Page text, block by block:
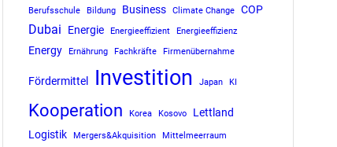
Berufsschule
Bildung Business Climate Change COP
Dubai Energie Energieeffizient Energieeffizienz
Energy Ernährung Fachkräfte Firmenübernahme
Fördermittel Investition Japan KI
Kooperation Korea Kosovo
Lettland
Logistik
Mergers&Akquisition Mittelmeerraum